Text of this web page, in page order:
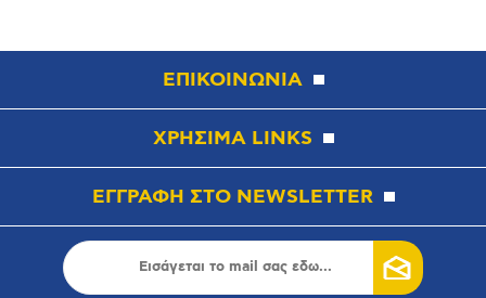
ΕΠΙΚΟΙΝΩΝΙΑ
ΧΡΗΣΙΜΑ LINKS
ΕΓΓΡΑΦΗ ΣΤΟ NEWSLETTER